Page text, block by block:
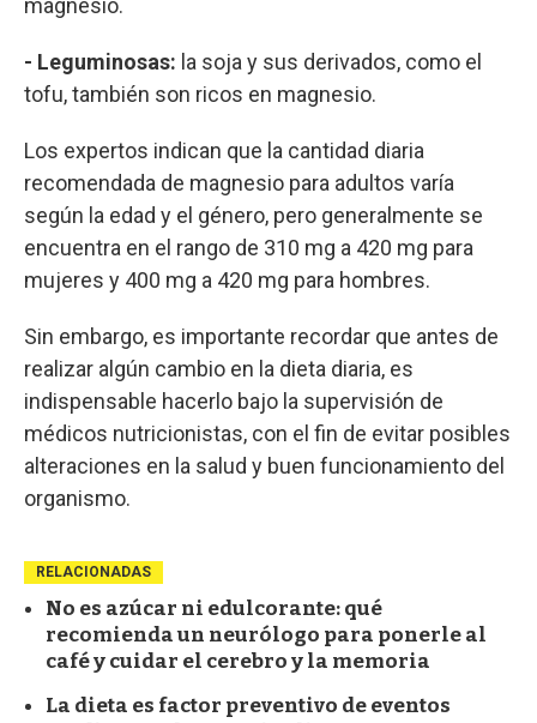
magnesio.
- Leguminosas: la soja y sus derivados, como el
tofu, también son ricos en magnesio.
Los expertos indican que la cantidad diaria
recomendada de magnesio para adultos varía
según la edad y el género, pero generalmente se
encuentra en el rango de 310 mg a 420 mg para
mujeres y 400 mg a 420 mg para hombres.
Sin embargo, es importante recordar que antes de
realizar algún cambio en la dieta diaria, es
indispensable hacerlo bajo la supervisión de
médicos nutricionistas, con el fin de evitar posibles
alteraciones en la salud y buen funcionamiento del
organismo.
RELACIONADAS
No es azúcar ni edulcorante: qué
recomienda un neurólogo para ponerle al
café y cuidar el cerebro y la memoria
La dieta es factor preventivo de eventos